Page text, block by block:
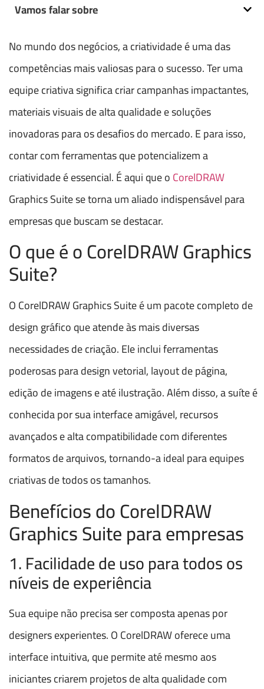
Vamos falar sobre
No mundo dos negócios, a criatividade é uma das
competências mais valiosas para o sucesso. Ter uma
equipe criativa significa criar campanhas impactantes,
materiais visuais de alta qualidade e soluções
inovadoras para os desafios do mercado. E para isso,
contar com ferramentas que potencializem a
criatividade é essencial. É aqui que oCorelDRAW
Graphics Suite se torna um aliado indispensável para
empresas que buscam se destacar.
O que é o CorelDRAW Graphics
Suite?
O CorelDRAW Graphics Suite é um pacote completo de
design gráfico que atende às mais diversas
necessidades de criação. Ele inclui ferramentas
poderosas para design vetorial, layout de página,
edição de imagens e até ilustração. Além disso, a suíte é
conhecida por sua interface amigável, recursos
avançados e alta compatibilidade com diferentes
formatos de arquivos, tornando-a ideal para equipes
criativas de todos os tamanhos.
Benefícios do CorelDRAW
Graphics Suite para empresas
1. Facilidade de uso para todos os
níveis de experiência
Sua equipe não precisa ser composta apenas por
designers experientes. O CorelDRAW oferece uma
interface intuitiva, que permite até mesmo aos
iniciantes criarem projetos de alta qualidade com